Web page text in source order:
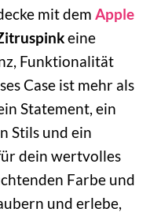
mit dem Apple
eine
Funktionalität
Case ist mehr als
Statement, ein
Stils und ein
dein wertvolles
Farbe und
und erlebe,